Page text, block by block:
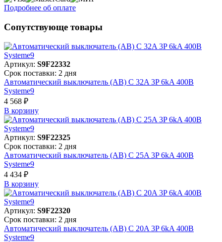
Подробнее об оплате
Сопутствующе товары
Артикул: S9F22332
Срок поставки: 2 дня
Автоматический выключатель (АВ) C 32A 3P 6kA 400В
Systeme9
4 568 ₽
В корзинy
Артикул: S9F22325
Срок поставки: 2 дня
Автоматический выключатель (АВ) C 25A 3P 6kA 400В
Systeme9
4 434 ₽
В корзинy
Артикул: S9F22320
Срок поставки: 2 дня
Автоматический выключатель (АВ) C 20A 3P 6kA 400В
Systeme9